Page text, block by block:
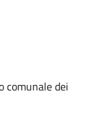
comunale dei